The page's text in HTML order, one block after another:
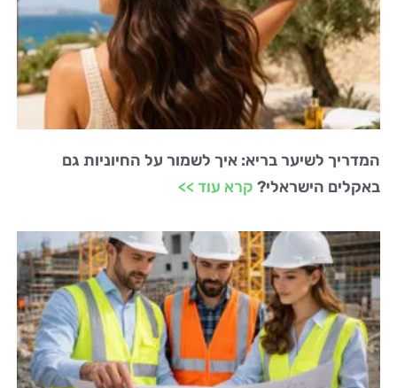
המדריך לשיער בריא: איך לשמור על החיוניות גם
באקלים הישראלי? קרא עוד >>